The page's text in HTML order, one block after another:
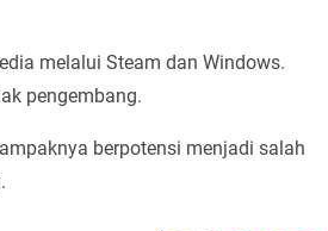
melalui Steam dan Windows.
pengembang.
berpotensi menjadi salah